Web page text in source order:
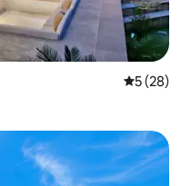
5 de uma
5 (28)